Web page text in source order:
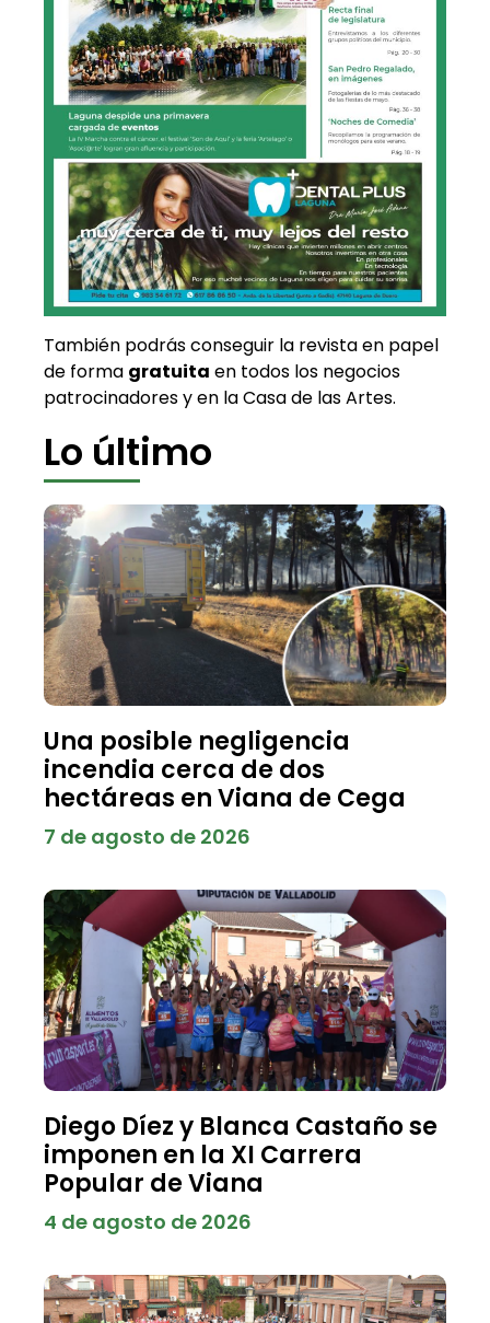
También podrás conseguir la revista en papel
de forma gratuita en todos los negocios
patrocinadores y en la Casa de las Artes.
Lo último
Una posible negligencia
incendia cerca de dos
hectáreas en Viana de Cega
7 de agosto de 2026
Diego Díez y Blanca Castaño se
imponen en la XI Carrera
Popular de Viana
4 de agosto de 2026